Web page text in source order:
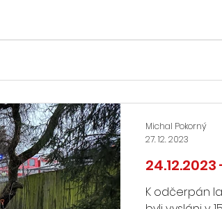
K odčerpán
Michal Pokorný
27. 12. 2023